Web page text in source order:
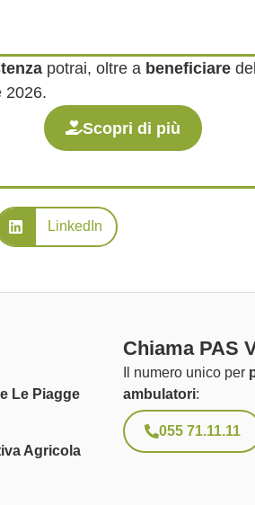
potrai, oltre a beneficiare
2026.
Scopri di più
LinkedIn
Le Piagge
Agricola
Chiama PAS
Il numero unico per
ambulatori:
055 71.11.11